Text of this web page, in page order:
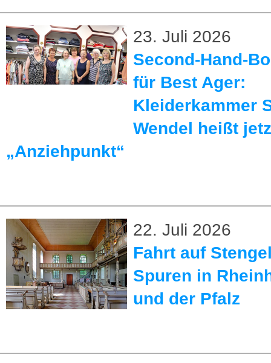
23. Juli 2026
Second-Hand-
für Best Ager:
Kleiderkammer
Wendel heißt
„Anziehpunkt“
22. Juli 2026
Fahrt auf
Spuren in
und der Pfalz